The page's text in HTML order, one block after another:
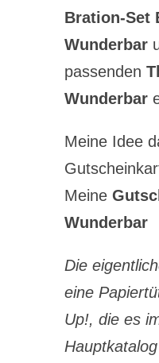
Bration-Set
Wunderbar
passenden
Wunderbar
Meine Idee
Meine
Wunderbar
Die
eine
Up!, die es